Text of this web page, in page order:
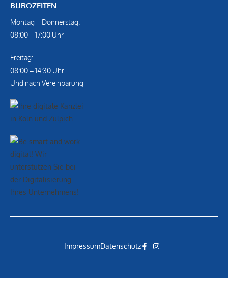
BÜROZEITEN
Montag – Donnerstag:
08:00 – 17:00 Uhr
Freitag:
08:00 – 14:30 Uhr
Und nach Vereinbarung
ImpressumDatenschutz